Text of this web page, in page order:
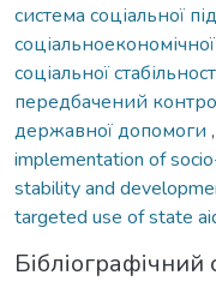
система соціальної
соціальної
передбачений
державної допомоги ,
implementation of
stability and
targeted use of state
Бібліографічний